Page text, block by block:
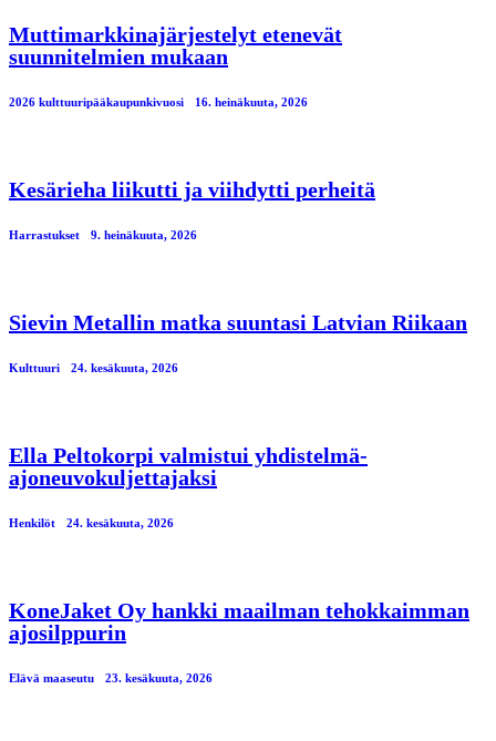
Muttimarkkinajärjestelyt etenevät
suunnitelmien mukaan
2026 kulttuuripääkaupunkivuosi 16. heinäkuuta, 2026
Kesärieha liikutti ja viihdytti perheitä
Harrastukset 9. heinäkuuta, 2026
Sievin Metallin matka suuntasi Latvian Riikaan
Kulttuuri 24. kesäkuuta, 2026
Ella Peltokorpi valmistui yhdistelmä-
ajoneuvokuljettajaksi
Henkilöt 24. kesäkuuta, 2026
KoneJaket Oy hankki maailman tehokkaimman
ajosilppurin
Elävä maaseutu 23. kesäkuuta, 2026